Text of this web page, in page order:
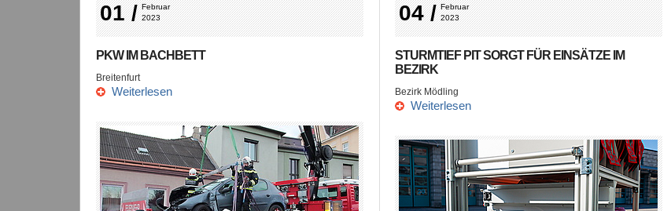
01 / Februar
2023
PKW IM BACHBETT
Breitenfurt
Weiterlesen
04 / Februar
2023
STURMTIEF PIT SORGT FÜR EINSÄTZE IM
BEZIRK
Bezirk Mödling
Weiterlesen